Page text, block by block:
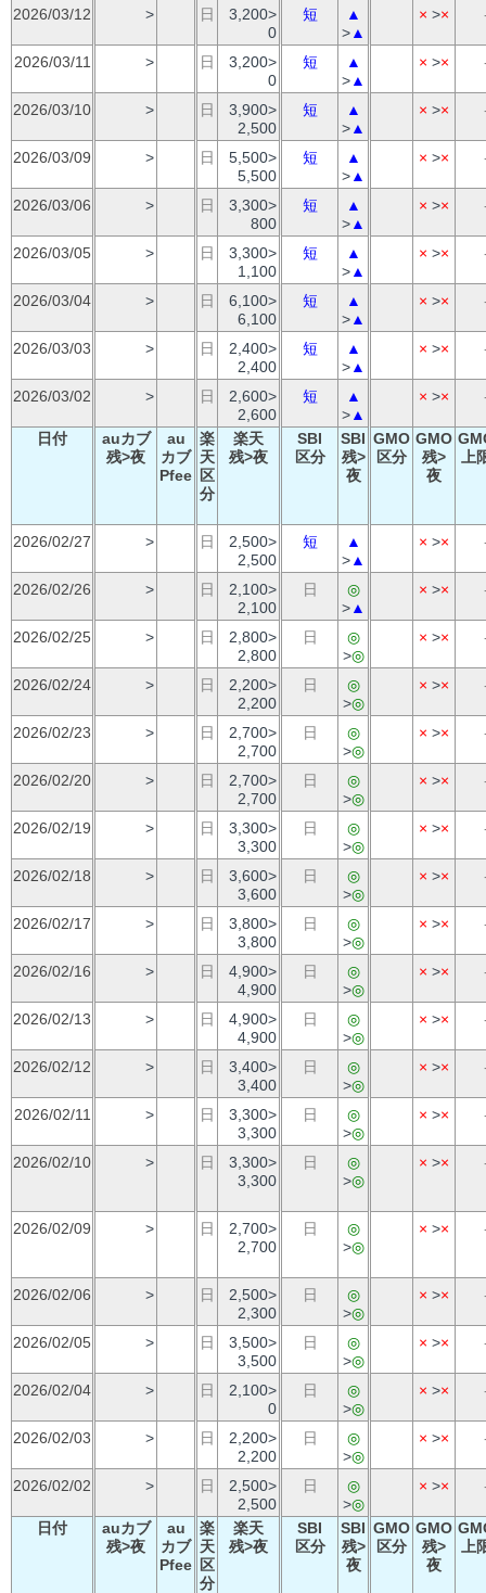
2026/03/12 > 日
3,200>
0
短
▲
>▲
× >×
2026/03/11 > 日
3,200>
0
短
▲
>▲
× >×
2026/03/10 > 日
3,900>
2,500
短
▲
>▲
× >×
2026/03/09 > 日
5,500>
5,500
短
▲
>▲
× >×
2026/03/06 > 日
3,300>
800
短
▲
>▲
× >×
2026/03/05 > 日
3,300>
1,100
短
▲
>▲
× >×
2026/03/04 > 日
6,100>
6,100
短
▲
>▲
× >×
2026/03/03 > 日
2,400>
2,400
短
▲
>▲
× >×
2026/03/02 > 日
2,600>
2,600
短
▲
>▲
× >×
日付
auカブ
残>夜
au
カブ
Pfee
楽
天
区
分
楽天
残>夜
SBI
区分
SBI
残>
夜
GMO
区分
GMO
残>
夜
上
2026/02/27 > 日
2,500>
2,500
短
▲
>▲
× >×
2026/02/26 > 日
2,100>
2,100
日
◎
>▲
× >×
2026/02/25 > 日
2,800>
2,800
日
◎
>◎
× >×
2026/02/24 > 日
2,200>
2,200
日
◎
>◎
× >×
2026/02/23 > 日
2,700>
2,700
日
◎
>◎
× >×
2026/02/20 > 日
2,700>
2,700
日
◎
>◎
× >×
2026/02/19 > 日
3,300>
3,300
日
◎
>◎
× >×
2026/02/18 > 日
3,600>
3,600
日
◎
>◎
× >×
2026/02/17 > 日
3,800>
3,800
日
◎
>◎
× >×
2026/02/16 > 日
4,900>
4,900
日
◎
>◎
× >×
2026/02/13 > 日
4,900>
4,900
日
◎
>◎
× >×
2026/02/12 > 日
3,400>
3,400
日
◎
>◎
× >×
2026/02/11 > 日
3,300>
3,300
日
◎
>◎
× >×
2026/02/10 > 日
3,300>
3,300
日
◎
>◎
× >×
2026/02/09 > 日
2,700>
2,700
日
◎
>◎
× >×
2026/02/06 > 日
2,500>
2,300
日
◎
>◎
× >×
2026/02/05 > 日
3,500>
3,500
日
◎
>◎
× >×
2026/02/04 > 日
2,100>
0
日
◎
>◎
× >×
2026/02/03 > 日
2,200>
2,200
日
◎
>◎
× >×
2026/02/02 > 日
2,500>
2,500
日
◎
>◎
× >×
日付
auカブ
残>夜
au
カブ
Pfee
楽
天
区
分
楽天
残>夜
SBI
区分
SBI
残>
夜
GMO
区分
GMO
残>
夜
上